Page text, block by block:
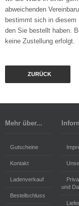
abweichenden
bestimmt sich in
den Sie bestellt haben.
keine Zustellung erfolgt.
ZURÜCK
Mehr über...
Gutscheine
Kontakt
Ladenverkauf
Bestellschluss
und